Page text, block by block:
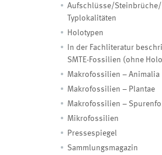
Aufschlüsse/Steinbrüche/
Typlokalitäten
Holotypen
In der Fachliteratur
SMTE-Fossilien (ohne
Makrofossilien – Animalia
Makrofossilien – Plantae
Makrofossilien –
Mikrofossilien
Pressespiegel
Sammlungsmagazin